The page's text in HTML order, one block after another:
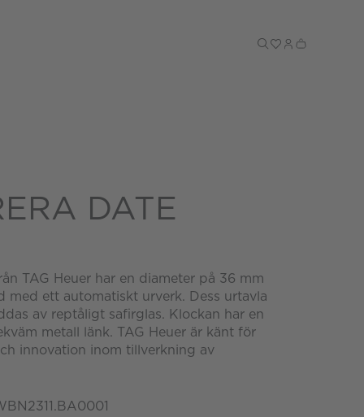
DATE
TAG Heuer har en diameter på 36 mm
med ett automatiskt urverk. Dess urtavla
av reptåligt safirglas. Klockan har en
metall länk. TAG Heuer är känt för
innovation inom tillverkning av